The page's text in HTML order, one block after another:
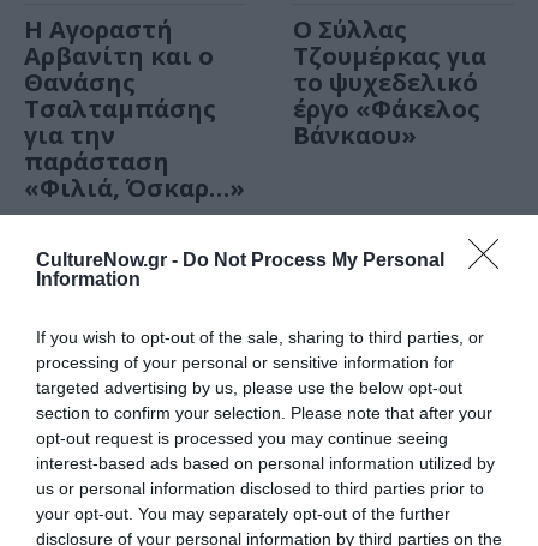
CultureNow.gr - Do Not Process My Personal
Information
If you wish to opt-out of the sale, sharing to third parties, or
processing of your personal or sensitive information for
targeted advertising by us, please use the below opt-out
section to confirm your selection. Please note that after your
opt-out request is processed you may continue seeing
interest-based ads based on personal information utilized by
us or personal information disclosed to third parties prior to
your opt-out. You may separately opt-out of the further
disclosure of your personal information by third parties on the
Η Αγοραστή
Αρβανίτη και ο
Θανάσης
Τσαλταμπάσης
για την
παράσταση
«Φιλιά, Όσκαρ…»
Ο Σύλλας
Τζουμέρκας για
το ψυχεδελικό
έργο «Φάκελος
Βάνκαου»
ΘΕΑΤΡΟ - ΧΟΡΟΣ / VIDEO
Ο Βασίλης
ΘΕΑΤΡΟ - ΧΟΡΟΣ / VIDEO
Ο Γιάννης